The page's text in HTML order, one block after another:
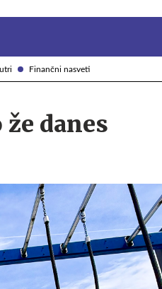
Finančni nasveti
danes